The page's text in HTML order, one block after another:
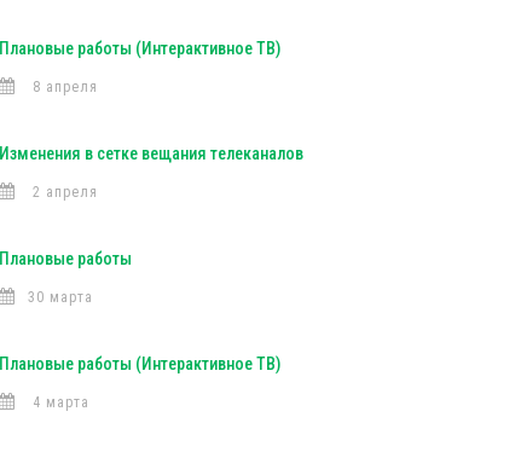
Плановые работы (Интерактивное ТВ)
8 апреля
Изменения в сетке вещания телеканалов
2 апреля
Плановые работы
30 марта
Плановые работы (Интерактивное ТВ)
4 марта